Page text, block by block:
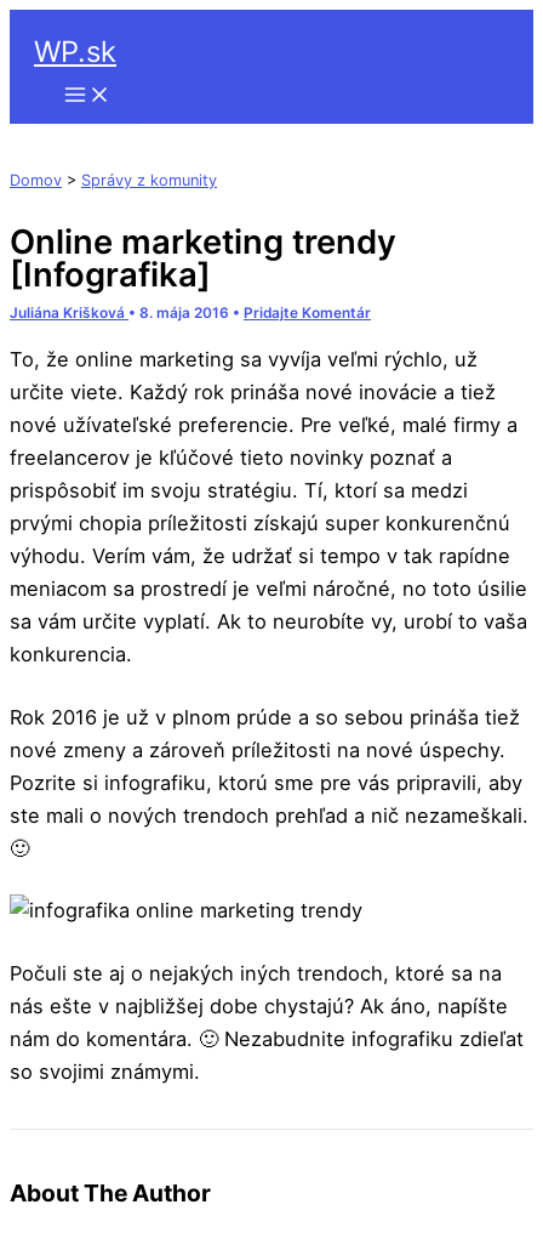
obsah
WP.sk
Domov > Správy z komunity
Online marketing trendy
[Infografika]
Juliána Krišková • 8. mája 2016 • Pridajte Komentár
To, že online marketing sa vyvíja veľmi rýchlo, už
určite viete. Každý rok prináša nové inovácie a tiež
nové užívateľské preferencie. Pre veľké, malé firmy a
freelancerov je kľúčové tieto novinky poznať a
prispôsobiť im svoju stratégiu. Tí, ktorí sa medzi
prvými chopia príležitosti získajú super konkurenčnú
výhodu. Verím vám, že udržať si tempo v tak rapídne
meniacom sa prostredí je veľmi náročné, no toto úsilie
sa vám určite vyplatí. Ak to neurobíte vy, urobí to vaša
konkurencia.
Rok 2016 je už v plnom prúde a so sebou prináša tiež
nové zmeny a zároveň príležitosti na nové úspechy.
Pozrite si infografiku, ktorú sme pre vás pripravili, aby
ste mali o nových trendoch prehľad a nič nezameškali.
🙂
Počuli ste aj o nejakých iných trendoch, ktoré sa na
nás ešte v najbližšej dobe chystajú? Ak áno, napíšte
nám do komentára. 🙂 Nezabudnite infografiku zdieľat
so svojimi známymi.
About The Author